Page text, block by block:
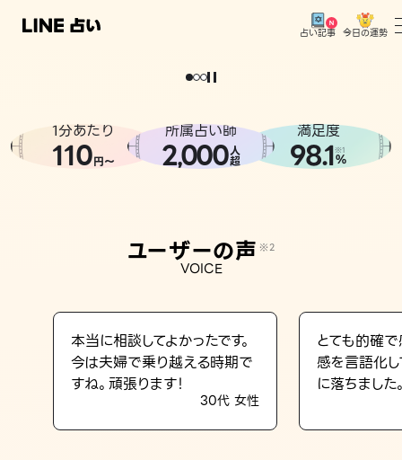
占い記事 今日の運勢
相談事例
LINE占いを開く
どうせなら
。
1分あたり
110円〜
所属占い師
2,000人
超
満足度
98.1※1
%
ユーザーの声 ※2
VOICE
本当に相談してよかったです。
今は夫婦で乗り越える時期で
すね。頑張ります！
30代 女性
とても的確
感を言語化
に落ちました